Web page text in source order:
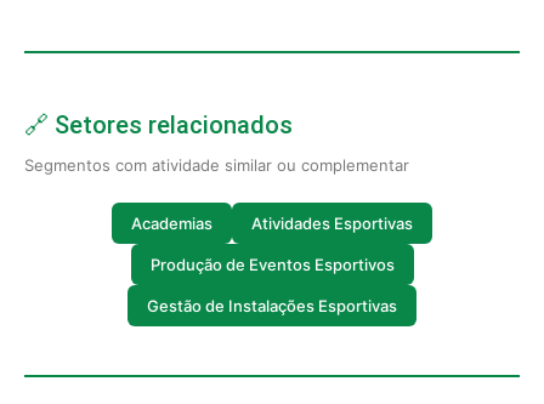
🔗 Setores relacionados
Segmentos com atividade similar ou complementar
Academias Atividades Esportivas
Produção de Eventos Esportivos
Gestão de Instalações Esportivas